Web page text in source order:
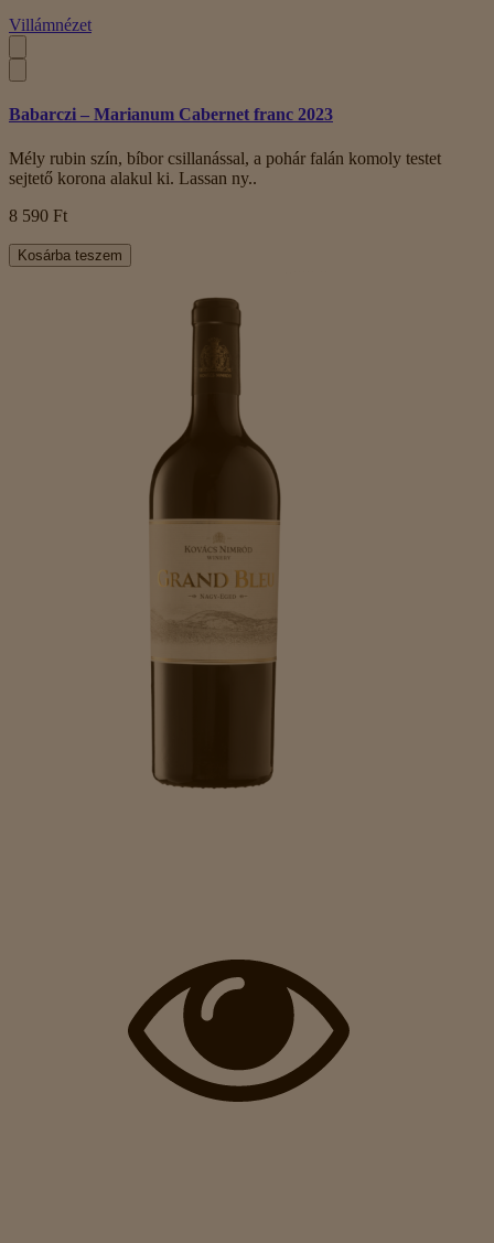
Villámnézet
Babarczi – Marianum Cabernet franc 2023
Mély rubin szín, bíbor csillanással, a pohár falán komoly testet
sejtető korona alakul ki. Lassan ny..
8 590 Ft
Kosárba teszem